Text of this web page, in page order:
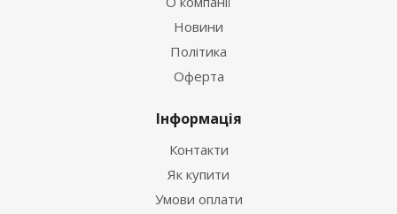
Новини
Політика
Оферта
Інформація
Контакти
Як купити
Умови оплати